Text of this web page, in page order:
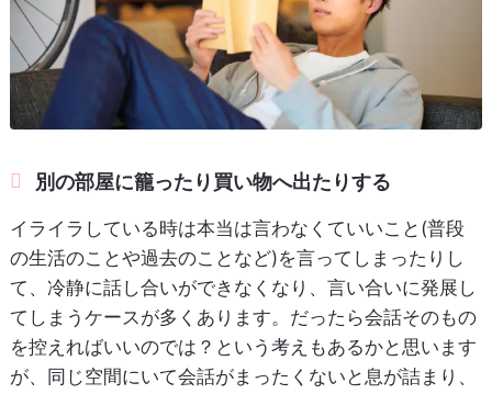
別の部屋に籠ったり買い物へ出たりする
イライラしている時は本当は言わなくていいこと(普段
の生活のことや過去のことなど)を言ってしまったりし
て、冷静に話し合いができなくなり、言い合いに発展し
てしまうケースが多くあります。だったら会話そのもの
を控えればいいのでは？という考えもあるかと思います
が、同じ空間にいて会話がまったくないと息が詰まり、